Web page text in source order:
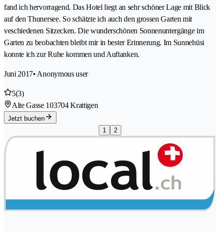
fand ich hervorragend. Das Hotel liegt an sehr schöner Lage mit Blick
auf den Thunersee. So schätzte ich auch den grossen Garten mit
veschiedenen Sitzecken. Die wunderschönen Sonnenuntergänge im
Garten zu beobachten bleibt mir in bester Erinnerung. Im Sunnehüsi
konnte ich zur Ruhe kommen und Auftanken.
Juni 2017• Anonymous user
5(3)
Alte Gasse 103704 Krattigen
Jetzt buchen
1
2